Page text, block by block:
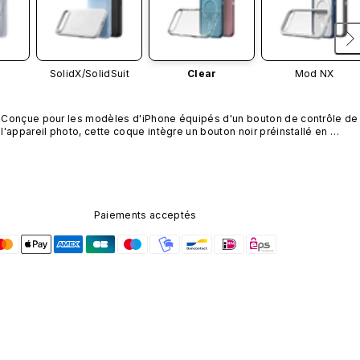
SolidX/SolidSuit Clear Mod NX
Conçue pour les modèles d'iPhone équipés d'un bouton de contrôle de
l'appareil photo, cette coque intègre un bouton noir préinstallé en
Paiements acceptés